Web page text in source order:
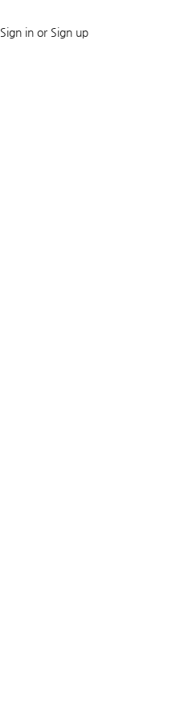
Sign in or Sign up